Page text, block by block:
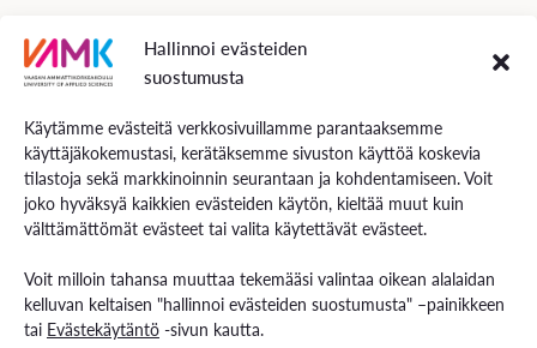
Hallinnoi evästeiden
suostumusta
Käytämme evästeitä verkkosivuillamme parantaaksemme
käyttäjäkokemustasi, kerätäksemme sivuston käyttöä koskevia
tilastoja sekä markkinoinnin seurantaan ja kohdentamiseen. Voit
joko hyväksyä kaikkien evästeiden käytön, kieltää muut kuin
välttämättömät evästeet tai valita käytettävät evästeet.
Voit milloin tahansa muuttaa tekemääsi valintaa oikean alalaidan
kelluvan keltaisen "hallinnoi evästeiden suostumusta" –painikkeen
tai Evästekäytäntö -sivun kautta.
VAMK Services
Services for Business
Services for students
Energiaa online newspaper
Contact us and visiting hours
Staff Search
EXAM – electronic exam